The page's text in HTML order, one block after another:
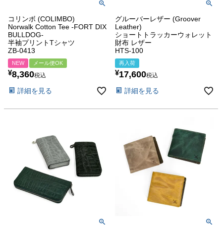
コリンボ (COLIMBO)
Norwalk Cotton Tee -FORT DIX
BULLDOG-
半袖プリントTシャツ
ZB-0413
NEW メール便OK
¥8,360税込
詳細を見る
グルーバーレザー (Groover
Leather)
ショートトラッカーウォレット
財布 レザー
HTS-100
再入荷
¥17,600税込
詳細を見る